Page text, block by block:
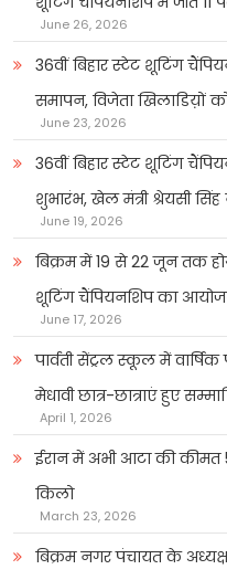
June 26, 2026
36वीं बिहार स्टेट शूटिंग
समापन, विजेता खिलाडिय़ों
June 23, 2026
36वीं बिहार स्टेट शूटिंग
शुभारंभ, खेल मंत्री श्रेयसी
June 19, 2026
बिक्रम में 19 से 22 जून तक
शूटिंग चैंपियनशिप का
June 17, 2026
पार्वती सेंट्रल स्कूल में वार्षिक
मेधावी छात्र-छात्राएं हुए
April 1, 2026
ईरान में अभी आटा की कीमत
किलो
March 23, 2026
बिक्रम नगर पंचायत के